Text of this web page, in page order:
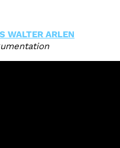
WALTER ARLEN